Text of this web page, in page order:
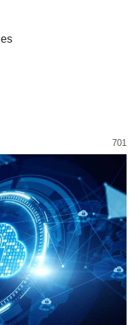
701